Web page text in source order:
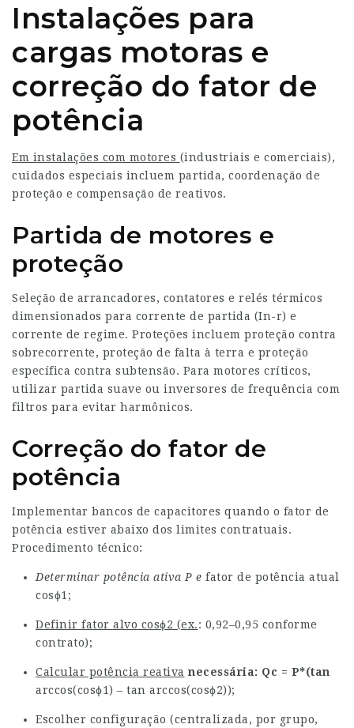
Instalações para
cargas motoras e
correção do fator de
potência
Em instalações com motores (industriais e comerciais),
cuidados especiais incluem partida, coordenação de
proteção e compensação de reativos.
Partida de motores e
proteção
Seleção de arrancadores, contatores e relés térmicos
dimensionados para corrente de partida (In-r) e
corrente de regime. Proteções incluem proteção contra
sobrecorrente, proteção de falta à terra e proteção
específica contra subtensão. Para motores críticos,
utilizar partida suave ou inversores de frequência com
filtros para evitar harmônicos.
Correção do fator de
potência
Implementar bancos de capacitores quando o fator de
potência estiver abaixo dos limites contratuais.
Procedimento técnico:
Determinar potência ativa P e fator de potência atual
cosϕ1;
Definir fator alvo cosϕ2 (ex.: 0,92–0,95 conforme
contrato);
Calcular potência reativa necessária: Qc = P*(tan
arccos(cosϕ1) – tan arccos(cosϕ2));
Escolher configuração (centralizada, por grupo,